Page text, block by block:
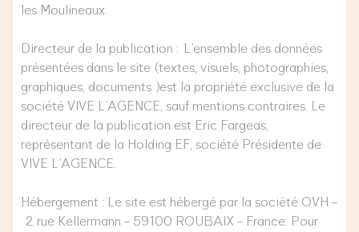
les Moulineaux.
Directeur de la publication : L’ensemble des données
présentées dans le site (textes, visuels, photographies,
graphiques, documents) est la propriété exclusive de la
société VIVE L’AGENCE, sauf mentions contraires. Le
directeur de la publication est Eric Fargeas,
représentant de la Holding EF, société Présidente de
VIVE L’AGENCE.
Hébergement : Le site est hébergé par la société OVH –
2 rue Kellermann – 59100 ROUBAIX – France. Pour